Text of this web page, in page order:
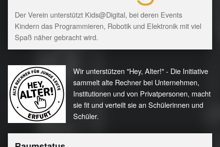
Der Verein unterstützt Kids@Digital, bei deren Events
Kindern das Programmieren, Robotik und Elektronik mit viel
Spaß näher gebracht wird.
Wir unterstützen "Hey, Alter!" - Die Initiative
sammelt alte Rechner bei Unternehmen,
Institutionen und von Privatpersonen, macht
sie fit und verteilt sie an Schülerinnen und
Schüler.